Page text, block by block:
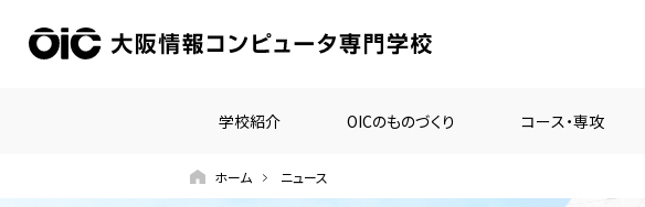
学校紹介 OICのものづくり コース・専攻
ホーム ニュース